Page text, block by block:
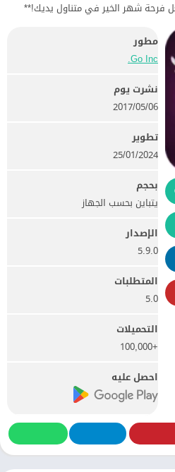
مطور
Go Inc.‏
نشرت يوم
06‏/05‏/2017
تطوير
25/01/2024
بحجم
يتباين بحسب الجهاز
الإصدار
5.9.0
المتطلبات
5.0
التحميلات
+100,000
احصل عليه